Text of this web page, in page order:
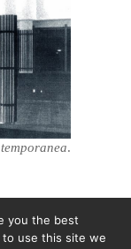
.
you the best
use this site we